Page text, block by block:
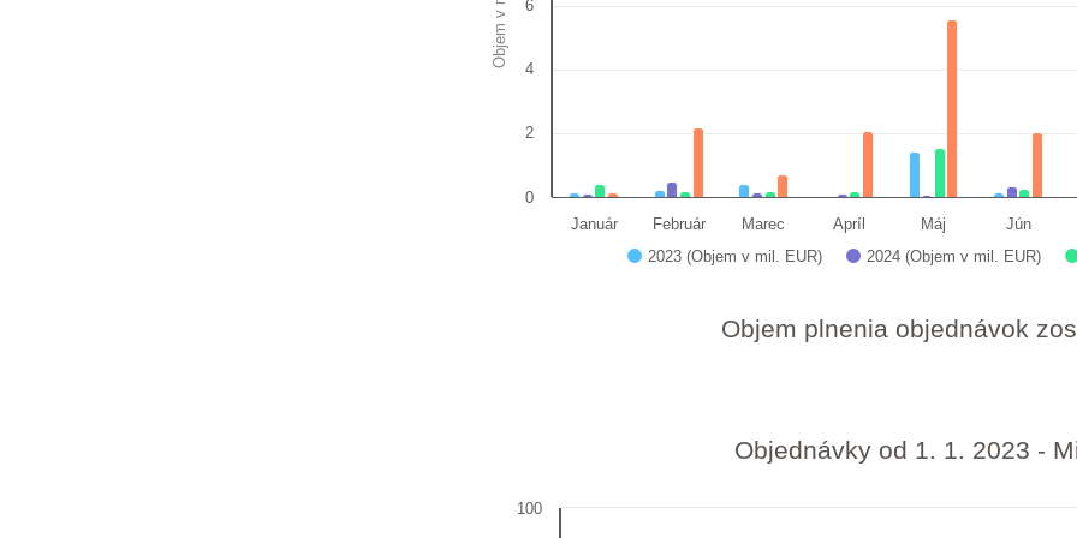
2023 (Objem v mil. EUR) 2024 (Objem v mil. EUR)
Január Február Marec Apríl Máj Jún
0
2
4
6
Objem plnenia objednávok
Objednávky od 1. 1. 2023 -
100